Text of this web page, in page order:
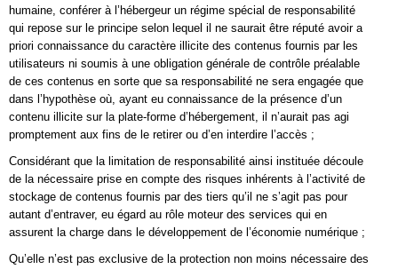
humaine, conférer à l’hébergeur un régime spécial de responsabilité
qui repose sur le principe selon lequel il ne saurait être réputé avoir a
priori connaissance du caractère illicite des contenus fournis par les
utilisateurs ni soumis à une obligation générale de contrôle préalable
de ces contenus en sorte que sa responsabilité ne sera engagée que
dans l’hypothèse où, ayant eu connaissance de la présence d’un
contenu illicite sur la plate-forme d’hébergement, il n’aurait pas agi
promptement aux fins de le retirer ou d’en interdire l’accès ;
Considérant que la limitation de responsabilité ainsi instituée découle
de la nécessaire prise en compte des risques inhérents à l’activité de
stockage de contenus fournis par des tiers qu’il ne s’agit pas pour
autant d’entraver, eu égard au rôle moteur des services qui en
assurent la charge dans le développement de l’économie numérique ;
Qu’elle n’est pas exclusive de la protection non moins nécessaire des